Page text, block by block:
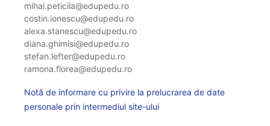
mihai.peticila@edupedu.ro
costin.ionescu@edupedu.ro
alexa.stanescu@edupedu.ro
diana.ghimisi@edupedu.ro
stefan.lefter@edupedu.ro
ramona.florea@edupedu.ro
Notă de informare cu privire la prelucrarea de date
personale prin intermediul site-ului